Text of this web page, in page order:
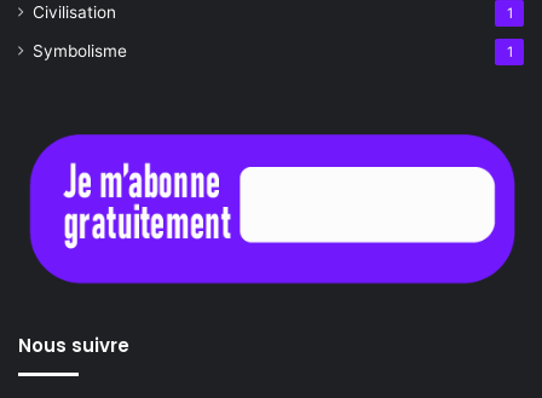
Civilisation 1
Symbolisme 1
Nous suivre